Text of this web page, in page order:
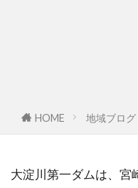
HOME 地域ブログ
大淀川第一ダムは、宮